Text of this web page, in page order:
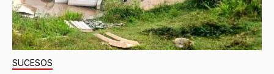
SUCESOS